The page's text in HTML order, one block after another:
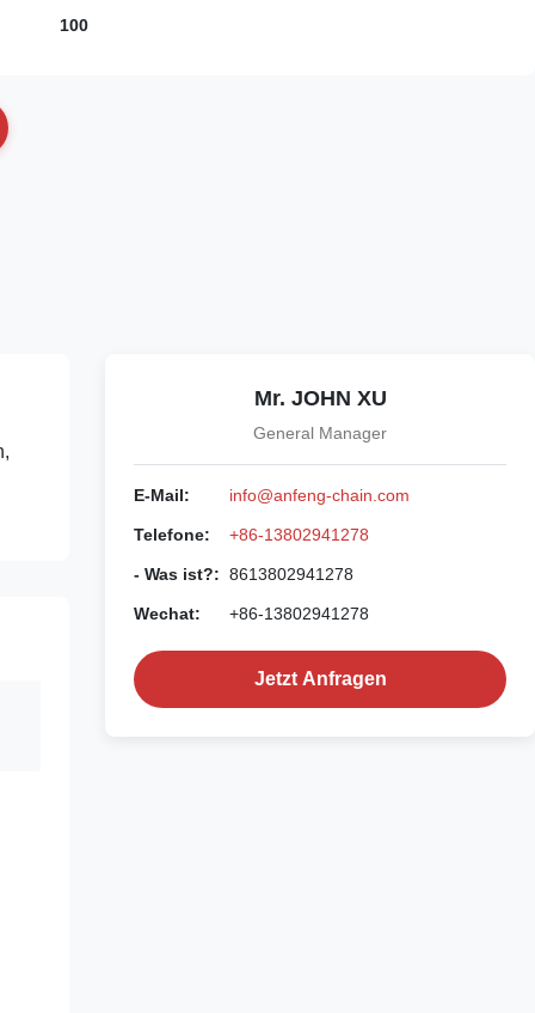
100
Mr. JOHN XU
General Manager
E-Mail: info@anfeng-chain.com
Telefone: +86-13802941278
- Was ist?: 8613802941278
Wechat: +86-13802941278
Jetzt Anfragen